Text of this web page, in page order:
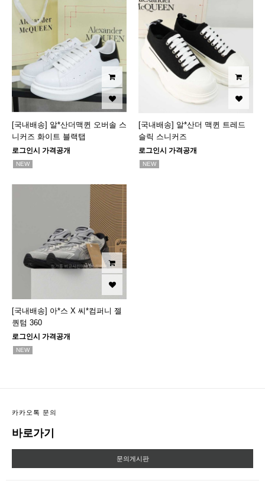
[국내배송] 알*산더맥퀸 오버솔 스
니커즈 화이트 블랙탭
로그인시 가격공개
NEW
[국내배송] 알*산더 맥퀸 트레드
슬릭 스니커즈
로그인시 가격공개
NEW
[국내배송] 아*스 X 씨*컴퍼니 젤
퀀텀 360
로그인시 가격공개
NEW
카카오톡 문의
바로가기
문의게시판